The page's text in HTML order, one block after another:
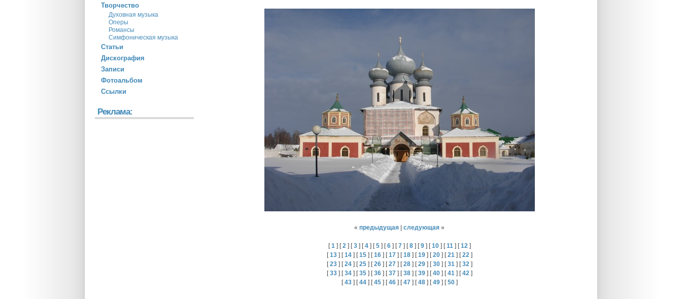
« предыдущая следующая »
[1] [2] [3] [4] [5] [6] [7] [8] [9] [10] [11] [12]
[13] [14] [15] [16] [17] [18] [19] [20] [21] [22]
[23] [24] [25] [26] [27] [28] [29] [30] [31] [32]
[33] [34] [35] [36] [37] [38] [39] [40] [41] [42]
[43] [44] [45] [46] [47] [48] [49] [50]
Творчество
Духовная музыка
Оперы
Романсы
Симфоническая музыка
Статьи
Дискография
Записи
Фотоальбом
Ссылки
Реклама: